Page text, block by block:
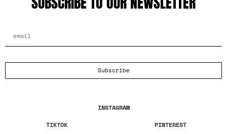
Subscribe
INSTAGRAM
TIKTOK
PINTEREST